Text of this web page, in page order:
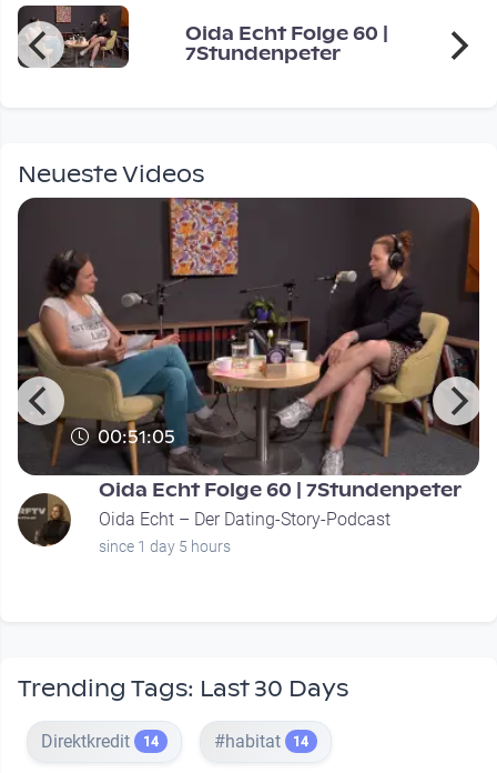
Oida Echt Folge 60 |
7Stundenpeter
Neueste Videos
00:51:05
Oida Echt Folge 60 | 7Stundenpeter
Oida Echt – Der Dating-Story-Podcast
since 1 day 5 hours
Trending Tags: Last 30 Days
Direktkredit 14 #habitat 14